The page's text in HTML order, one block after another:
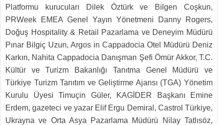
Platformu kurucuları Dilek Öztürk ve Bilgen Coşkun,
PRWeek EMEA Genel Yayın Yönetmeni Danny Rogers,
Doğuş Hospitality & Retail Pazarlama ve Deneyim Müdürü
Pınar Bilgiç Uzun, Argos in Cappadocia Otel Müdürü Deniz
Karkın, Nahita Cappadocia Danışman Şefi Ömür Akkor, T.C.
Kültür ve Turizm Bakanlığı Tanıtma Genel Müdürü ve
Türkiye Turizm Tanıtım ve Geliştirme Ajansı (TGA) Yönetim
Kurulu Üyesi Timuçin Güler, KAGİDER Başkanı Emine
Erdem, gazeteci ve yazar Elif Ergu Demiral, Castrol Türkiye,
Ukrayna ve Orta Asya Pazarlama Müdürü Nilay Tatlısöz,